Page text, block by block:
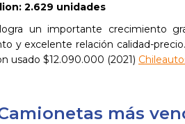
2.629 unidades
un importante crecimiento
y excelente relación calidad-
usado $12.090.000 (2021)
más